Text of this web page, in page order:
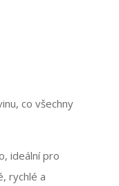
co všechny
ideální pro
rychlé a